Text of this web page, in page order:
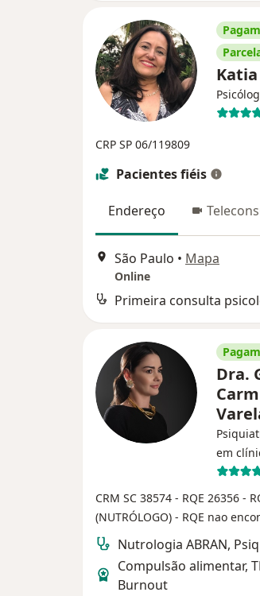
CRP SP 06/119809
Pacientes fiéis
Endereço
São Paulo • Mapa
Online
Primeira consulta
Dra.
em
CRM SC 38574 - RQE 26356 -
(NUTRÓLOGO) - RQE nao
Nutrologia ABRAN,
Compulsão alimentar,
Burnout